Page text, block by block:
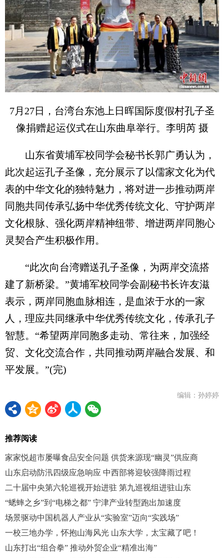
7月27日，台湾台东池上日晖国际度假村孔子圣
像捐赠起运仪式在山东曲阜举行。李明芮 摄
山东省黄埔军校同学会秘书长郭广勇认为，
此次起运孔子圣像，充分展示了以儒家文化为代
表的中华文化的独特魅力，将对进一步推动两岸
同胞共同传承弘扬中华优秀传统文化、守护两岸
文化根脉、强化两岸精神纽带、增进两岸同胞心
灵契合产生积极作用。
“此次向台湾赠送孔子圣像，为两岸交流搭
建了新桥梁。”黄埔军校同学会副秘书长许友滋
表示，两岸同胞血脉相连，是血浓于水的一家
人，理应共同继承中华优秀传统文化，传承孔子
智慧。“希望两岸同胞多走动、常往来，加强经
贸、文化交流合作，共同推动两岸融合发展、和
平发展。”(完)
编辑：孙婷婷
推荐阅读
家家悦超市屡曝食品安全问题 供货来源现“幽灵”供应商
山东启动防汛四级应急响应 中西部将迎较强降雨过程
二十届中央第六轮巡视开始进驻 第九巡视组进驻山东
“蟋蟀之乡”到“电梯之都” 宁津产业转型跑出加速度
场景驱动中国机器人产业从“实验室”迈向“实践场”
一校三地办学，怀抱山海风光 山东大学，太宝藏了吧！
山东打出“组合拳” 推动外贸企业“精准出海”